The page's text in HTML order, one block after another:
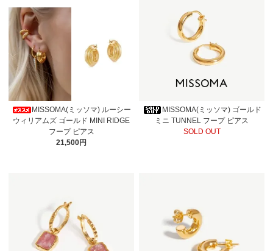
MISSOMA(ミッソマ) ルーシー
ウィリアムズ ゴールド MINI RIDGE
フープ ピアス
21,500円
MISSOMA(ミッソマ) ゴールド
ミニ TUNNEL フープ ピアス
SOLD OUT